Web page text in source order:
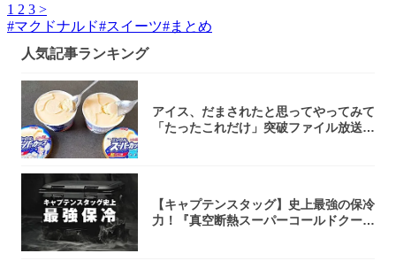
1 2 3 >
#マクドナルド#スイーツ#まとめ
人気記事ランキング
アイス、だまされたと思ってやってみて
「たったこれだけ」突破ファイル放送で
【キャプテンスタッグ】史上最強の保冷
力！『真空断熱スーパーコールドクーラ